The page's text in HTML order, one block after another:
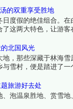
的双重享受胜地
度假的绝佳组合。
这两大特色，让游
出舒适而难忘的冬
北国风光
，那些深藏于林海
雪村，便是踏进了
旅游好去处
泡温泉胜地、赏雪